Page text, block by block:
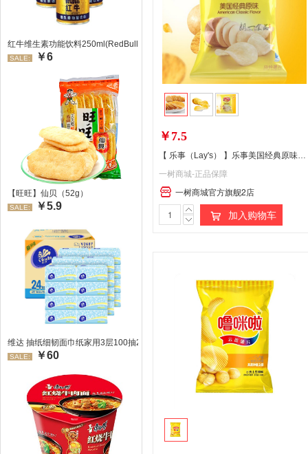
红牛维生素功能饮料250ml(RedBull/红牛)
SALE: ￥6
【旺旺】仙贝（52g）
SALE: ￥5.9
维达 抽纸细韧面巾纸家用3层100抽24包/箱 超值装 偏远地区不发货偏远地区:(含
SALE: ￥60
￥7.5
【 乐事（Lay's） 】乐事美国经典原味薯片 70g
一树商城-正品保障
一树商城官方旗舰2店
加入购物车